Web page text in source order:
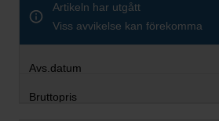
Artikeln har utgått
Viss avvikelse kan förekomma